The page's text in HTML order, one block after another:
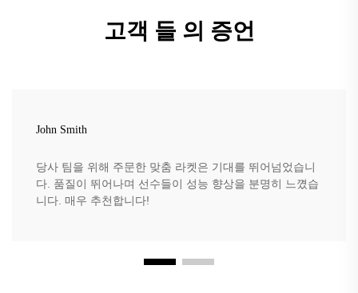
고객 들 의 증언
John Smith
당사 팀을 위해 주문한 맞춤 라켓은 기대를 뛰어넘었습니
다. 품질이 뛰어나며 선수들이 성능 향상을 분명히 느꼈습
니다. 매우 추천합니다!